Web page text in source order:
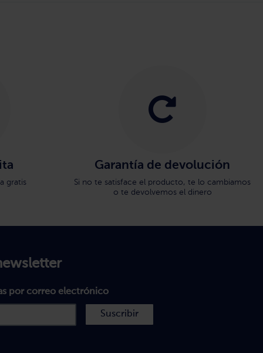
gratis
Garantía de devolución
Si no te satisface el producto, te lo cambiamos
o te devolvemos el dinero
por correo electrónico
Suscribir